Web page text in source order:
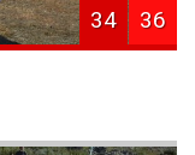
34 36